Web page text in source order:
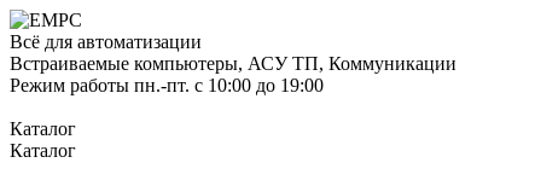
Всё для автоматизации
Встраиваемые компьютеры, АСУ ТП, Коммуникации
Режим работы пн.-пт. с 10:00 до 19:00
Каталог
Каталог